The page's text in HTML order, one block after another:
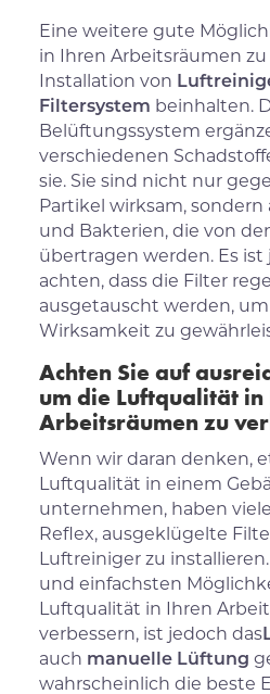
Eine weitere gute
in Ihren Arbeitsräumen
Installation von
Filtersystem beinhalten.
Belüftungssystem
verschiedenen
sie. Sie sind nicht nur
Partikel wirksam,
und Bakterien, die von
übertragen werden. Es ist
achten, dass die Filter
ausgetauscht werden,
Wirksamkeit zu
Achten Sie auf
um die Luftqualität in
Arbeitsräumen zu
Wenn wir daran denken,
Luftqualität in einem
unternehmen, haben
Reflex, ausgeklügelte
Luftreiniger zu
und einfachsten
Luftqualität in Ihren
verbessern, ist jedoch das
auch manuelle Lüftung
wahrscheinlich die beste